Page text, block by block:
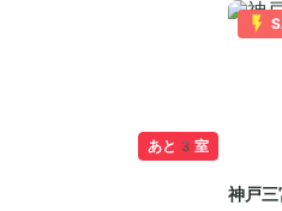
あと3室
神戸